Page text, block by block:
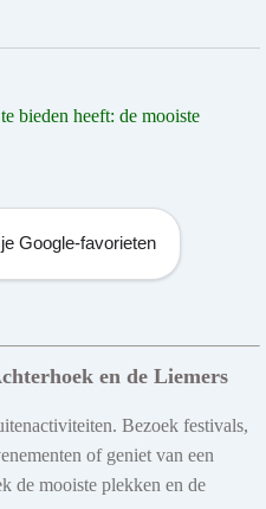
bieden heeft: de mooiste
Google-favorieten
en de Liemers
Bezoek festivals,
of geniet van een
de mooiste plekken en de